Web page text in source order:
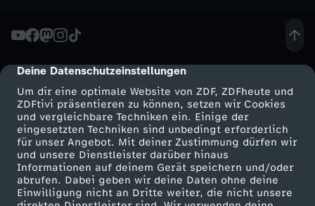
cmp-dialog-description
Deine Datenschutzeinstellungen
Um dir eine optimale Website von ZDF, ZDFheute und
ZDFtivi präsentieren zu können, setzen wir Cookies
und vergleichbare Techniken ein. Einige der
eingesetzten Techniken sind unbedingt erforderlich
für unser Angebot. Mit deiner Zustimmung dürfen wir
und unsere Dienstleister darüber hinaus
Informationen auf deinem Gerät speichern und/oder
abrufen. Dabei geben wir deine Daten ohne deine
Einwilligung nicht an Dritte weiter, die nicht unsere
l
o
t
L
o
Mehr ZDF
ZDF-Apps
Smart TV
Service
ZDFmitreden
Kontakt zum ZDF